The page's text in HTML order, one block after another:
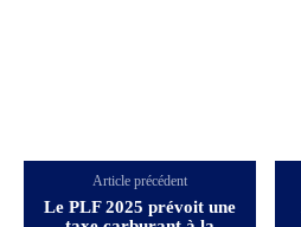
Article précédent
Le PLF 2025 prévoit une